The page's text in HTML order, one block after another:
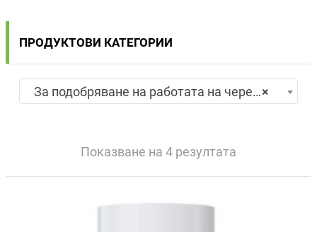
Показване на 4 резултата
ПРОДУКТОВИ КАТЕГОРИИ
×
За подобряване на работата на черен дроб